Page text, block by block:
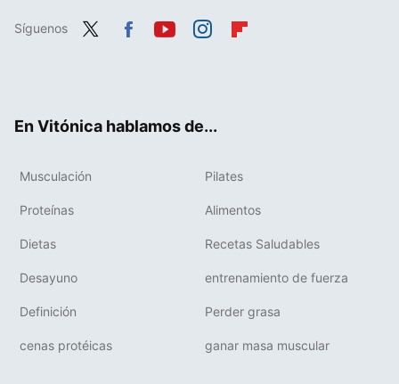
Síguenos
En Vitónica hablamos de...
Musculación Pilates
Proteínas Alimentos
Dietas Recetas Saludables
Desayuno entrenamiento de fuerza
Definición Perder grasa
cenas protéicas ganar masa muscular